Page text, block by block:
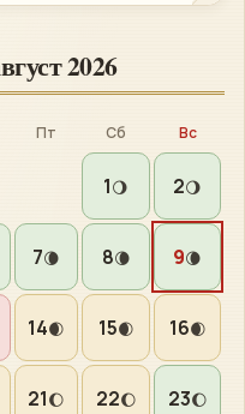
2026
Пт Сб Вс
1🌖 2🌖
7🌘 8🌘 9🌘
14🌒 15🌒 16🌒
21🌔 22🌔 23🌔